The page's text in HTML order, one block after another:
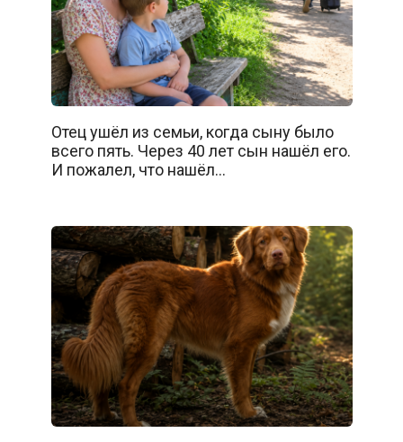
Отец ушёл из семьи, когда сыну было
всего пять. Через 40 лет сын нашёл его.
И пожалел, что нашёл…